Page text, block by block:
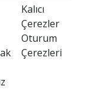
Kalıcı
Çerezler
Oturum
Çerezleri